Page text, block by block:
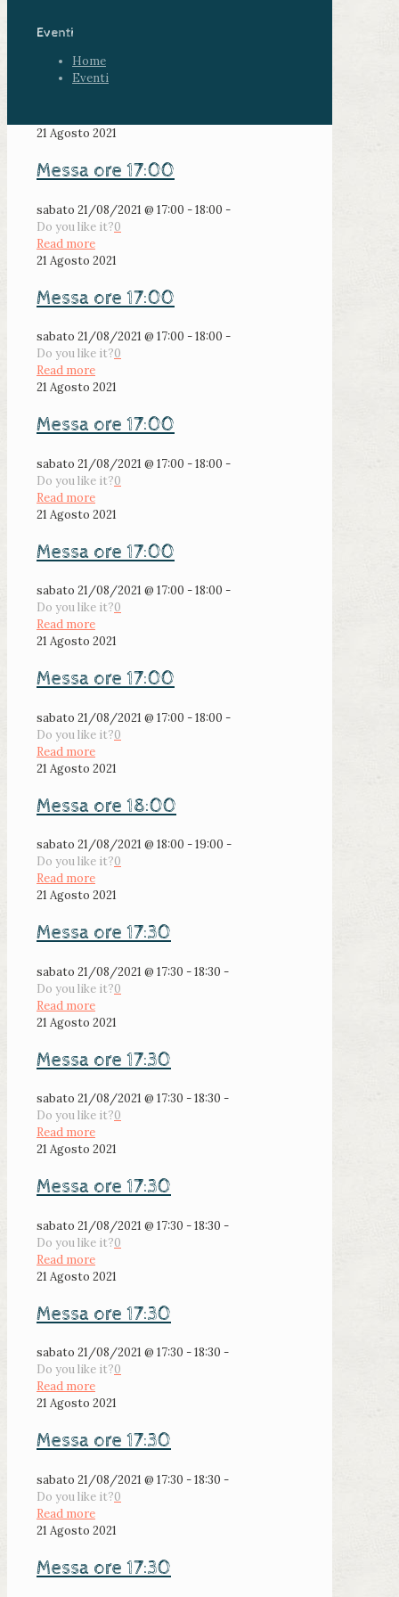
Eventi
Home
Eventi
21 Agosto 2021
Messa ore 17:00
sabato 21/08/2021 @ 17:00 - 18:00 -
Do you like it?0
Read more
21 Agosto 2021
Messa ore 17:00
sabato 21/08/2021 @ 17:00 - 18:00 -
Do you like it?0
Read more
21 Agosto 2021
Messa ore 17:00
sabato 21/08/2021 @ 17:00 - 18:00 -
Do you like it?0
Read more
21 Agosto 2021
Messa ore 17:00
sabato 21/08/2021 @ 17:00 - 18:00 -
Do you like it?0
Read more
21 Agosto 2021
Messa ore 17:00
sabato 21/08/2021 @ 17:00 - 18:00 -
Do you like it?0
Read more
21 Agosto 2021
Messa ore 18:00
sabato 21/08/2021 @ 18:00 - 19:00 -
Do you like it?0
Read more
21 Agosto 2021
Messa ore 17:30
sabato 21/08/2021 @ 17:30 - 18:30 -
Do you like it?0
Read more
21 Agosto 2021
Messa ore 17:30
sabato 21/08/2021 @ 17:30 - 18:30 -
Do you like it?0
Read more
21 Agosto 2021
Messa ore 17:30
sabato 21/08/2021 @ 17:30 - 18:30 -
Do you like it?0
Read more
21 Agosto 2021
Messa ore 17:30
sabato 21/08/2021 @ 17:30 - 18:30 -
Do you like it?0
Read more
21 Agosto 2021
Messa ore 17:30
sabato 21/08/2021 @ 17:30 - 18:30 -
Do you like it?0
Read more
21 Agosto 2021
Messa ore 17:30